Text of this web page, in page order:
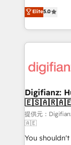
is there for you to: - Grow revenue,
business more
more people - Get the most out of your HubSpot
investment
enable mid-
maximise
growth. We modernise platforms, streamline
operations
supercharge revenue
Sales
makes us different? 🚀 Top 0.5%
agencies ⚙️ The strongest technical ability and
integration capabilities 💼
Elite5.0
Digifianz:
提供元：
🇦🇪
You